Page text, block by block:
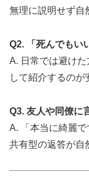
無理に説明せず自
Q2. 「死んでもい
A. 日常では避け
して紹介するのが
Q3. 友人や同僚に
A. 「本当に綺麗
共有型の返答が自